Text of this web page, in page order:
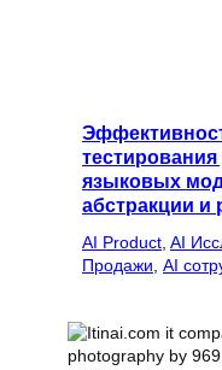
языковых
абстракции и
AI Product AI
Продажи AI